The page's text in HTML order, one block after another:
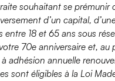
souhaitant se prémunir
d’un capital,
entre 18 et 65 ans sous
70e anniversaire et,
à adhésion annuelle
sont éligibles à la Loi